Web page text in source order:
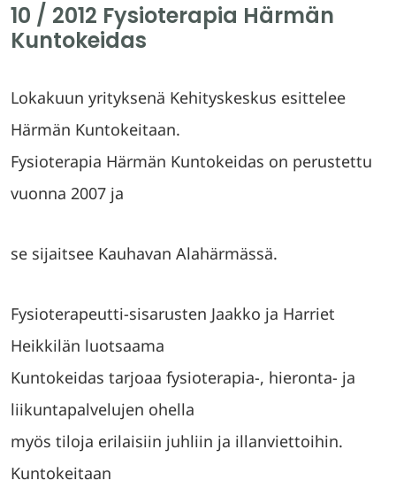
10 / 2012 Fysioterapia Härmän
Kuntokeidas
Lokakuun yrityksenä Kehityskeskus esittelee
Härmän Kuntokeitaan.
Fysioterapia Härmän Kuntokeidas on perustettu
vuonna 2007 ja
se sijaitsee Kauhavan Alahärmässä.
Fysioterapeutti-sisarusten Jaakko ja Harriet
Heikkilän luotsaama
Kuntokeidas tarjoaa fysioterapia-, hieronta- ja
liikuntapalvelujen ohella
myös tiloja erilaisiin juhliin ja illanviettoihin.
Kuntokeitaan